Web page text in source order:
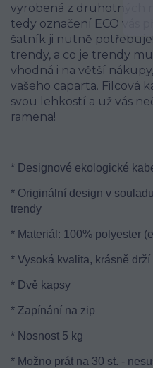
vyrobená z druhotných
tedy označení ECO vás
šatník ji nutně
trendy, a co je trendy
vhodná i na větší
vašeho caparta. Filcová
svou lehkostí a už vás
ramena!
* Designové ekologické
* Originální design v
trendy
* Materiál: 100% polyester
* Vysoká kvalita, krásně drží
* Dvě kapsy
* Zapínání na zip
* Nosnost 5 kg
* Možno prát na 30 st. -